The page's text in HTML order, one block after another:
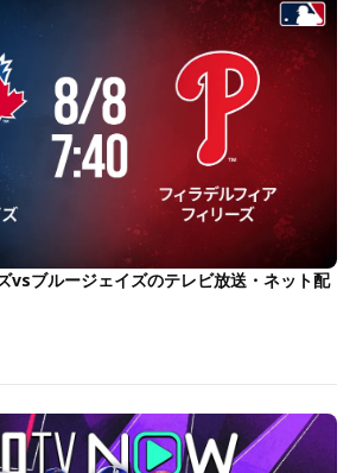
vsブルージェイズのテレビ放送・ネット配